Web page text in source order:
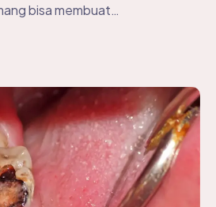
bisa membuat…